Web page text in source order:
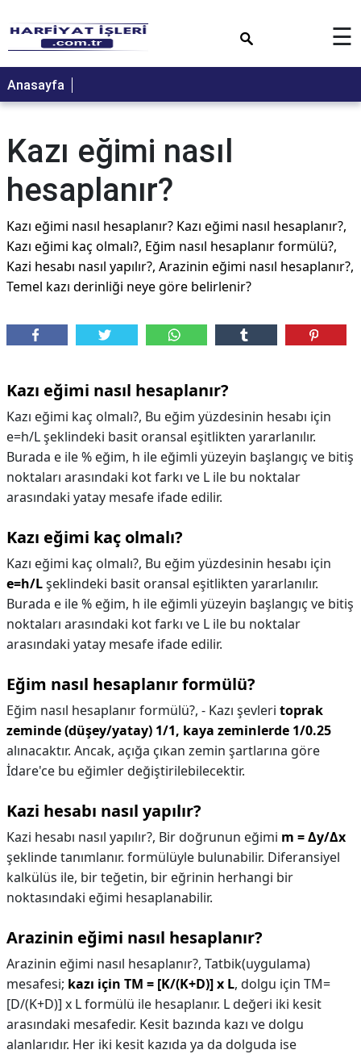
☰
Anasayfa
Kazı eğimi nasıl
hesaplanır?
Kazı eğimi nasıl hesaplanır? Kazı eğimi nasıl hesaplanır?,
Kazı eğimi kaç olmalı?, Eğim nasıl hesaplanır formülü?,
Kazi hesabı nasıl yapılır?, Arazinin eğimi nasıl hesaplanır?,
Temel kazı derinliği neye göre belirlenir?
Kazı eğimi nasıl hesaplanır?
Kazı eğimi kaç olmalı?, Bu eğim yüzdesinin hesabı için
e=h/L şeklindeki basit oransal eşitlikten yararlanılır.
Burada e ile % eğim, h ile eğimli yüzeyin başlangıç ve bitiş
noktaları arasındaki kot farkı ve L ile bu noktalar
arasındaki yatay mesafe ifade edilir.
Kazı eğimi kaç olmalı?
Kazı eğimi kaç olmalı?, Bu eğim yüzdesinin hesabı için
e=h/Lşeklindeki basit oransal eşitlikten yararlanılır.
Burada e ile % eğim, h ile eğimli yüzeyin başlangıç ve bitiş
noktaları arasındaki kot farkı ve L ile bu noktalar
arasındaki yatay mesafe ifade edilir.
Eğim nasıl hesaplanır formülü?
Eğim nasıl hesaplanır formülü?, - Kazı şevleri toprak
zeminde (düşey/yatay) 1/1, kaya zeminlerde 1/0.25
alınacaktır. Ancak, açığa çıkan zemin şartlarına göre
İdare'ce bu eğimler değiştirilebilecektir.
Kazi hesabı nasıl yapılır?
Kazi hesabı nasıl yapılır?, Bir doğrunun eğimi m = Δy/Δx
şeklinde tanımlanır. formülüyle bulunabilir. Diferansiyel
kalkülüs ile, bir teğetin, bir eğrinin herhangi bir
noktasındaki eğimi hesaplanabilir.
Arazinin eğimi nasıl hesaplanır?
Arazinin eğimi nasıl hesaplanır?, Tatbik(uygulama)
mesafesi; kazı için TM = [K/(K+D)] x L, dolgu için TM=
[D/(K+D)] x L formülü ile hesaplanır. L değeri iki kesit
arasındaki mesafedir. Kesit bazında kazı ve dolgu
alanlarıdır. Her iki kesit kazıda ya da dolguda ise